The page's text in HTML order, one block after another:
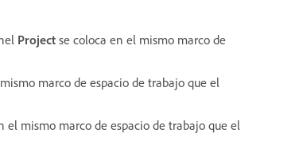
Project se coloca en el mismo marco de
marco de espacio de trabajo que el
el mismo marco de espacio de trabajo que el